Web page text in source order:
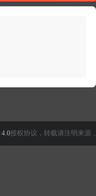
4.0授权协议，转载请注明来源